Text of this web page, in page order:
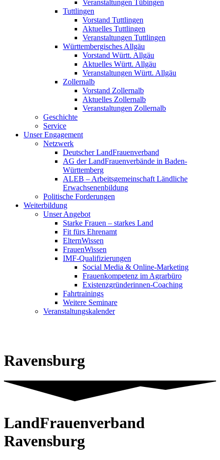
Veranstaltungen Tübingen
Tuttlingen
Vorstand Tuttlingen
Aktuelles Tuttlingen
Veranstaltungen Tuttlingen
Württembergisches Allgäu
Vorstand Württ. Allgäu
Aktuelles Württ. Allgäu
Veranstaltungen Württ. Allgäu
Zollernalb
Vorstand Zollernalb
Aktuelles Zollernalb
Veranstaltungen Zollernalb
Geschichte
Service
Unser Engagement
Netzwerk
Deutscher LandFrauenverband
AG der LandFrauenverbände in Baden-
Württemberg
ALEB – Arbeitsgemeinschaft Ländliche
Erwachsenenbildung
Politische Forderungen
Weiterbildung
Unser Angebot
Starke Frauen – starkes Land
Fit fürs Ehrenamt
ElternWissen
FrauenWissen
IMF-Qualifizierungen
Social Media & Online-Marketing
Frauenkompetenz im Agrarbüro
Existenzgründerinnen-Coaching
Fahrtrainings
Weitere Seminare
Veranstaltungskalender
Ravensburg
LandFrauenverband
Ravensburg